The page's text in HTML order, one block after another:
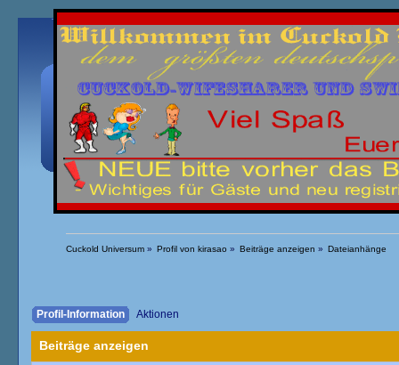
Übersicht Kalender Einloggen Registrieren
Cuckold Universum» Profil von kirasao» Beiträge anzeigen » Dateianhänge
Profil-Information Aktionen
Beiträge anzeigen